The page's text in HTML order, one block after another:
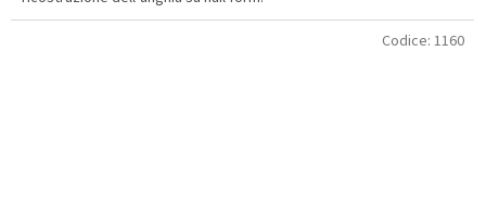
Codice: 1160